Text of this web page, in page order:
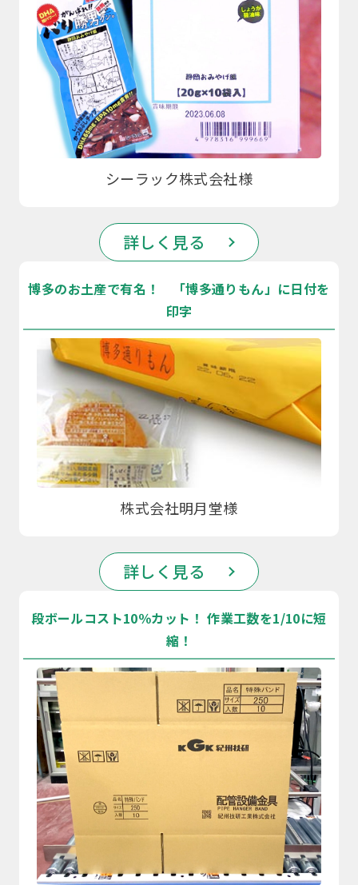
シーラック株式会社様
詳しく見る
博多のお土産で有名！ 「博多通りもん」に日付を
印字
株式会社明月堂様
詳しく見る
段ボールコスト10％カット！ 作業工数を1/10に短
縮！